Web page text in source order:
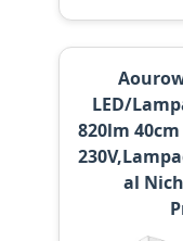
LED/
820lm
al